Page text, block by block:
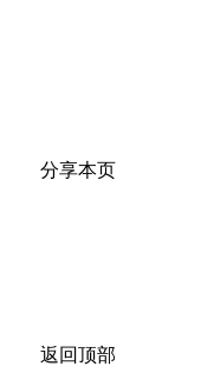
分享本页
返回顶部